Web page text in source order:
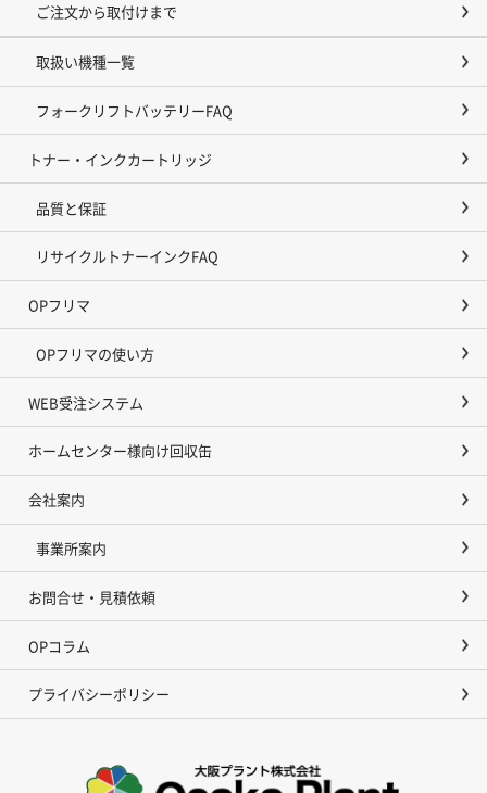
ご注文から取付けまで
取扱い機種一覧
フォークリフトバッテリーFAQ
トナー・インクカートリッジ
品質と保証
リサイクルトナーインクFAQ
OPフリマ
OPフリマの使い方
WEB受注システム
ホームセンター様向け回収缶
会社案内
事業所案内
お問合せ・見積依頼
OPコラム
プライバシーポリシー